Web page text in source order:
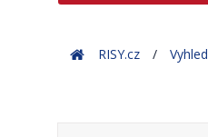
HomeRISY.cz